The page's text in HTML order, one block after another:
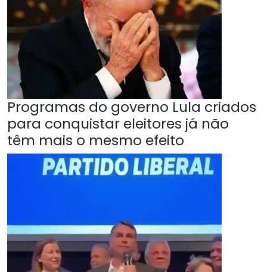
Programas do governo Lula criados
para conquistar eleitores já não
têm mais o mesmo efeito